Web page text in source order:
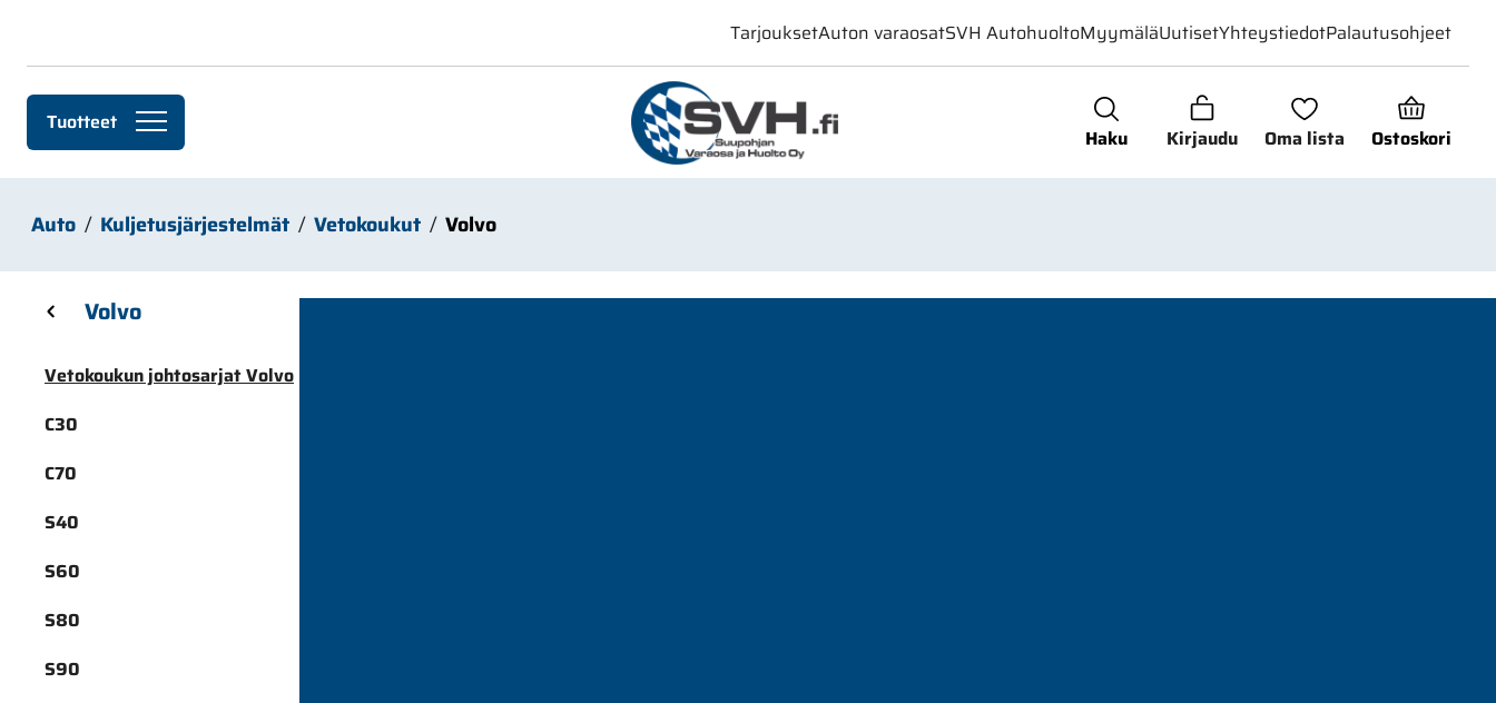
Haku Kirjaudu Oma lista Ostoskori
Tuotteet
TarjouksetAuton varaosatSVH AutohuoltoMyymäläUutisetYhteystiedotPalautusohjeet
Auto Kuljetusjärjestelmät Vetokoukut
Volvo
Skip sidebar menu
Volvo
Vetokoukun johtosarjat Volvo
C30
C70
S40
S60
S80
S90